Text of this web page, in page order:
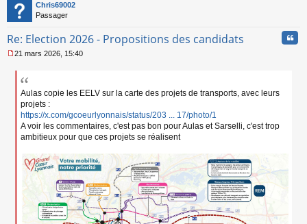
Chris69002
Passager
Re: Election 2026 - Propositions des candidats
e
21 mars 2026, 15:40
Aulas copie les EELV sur la carte des projets de transports, avec leurs
projets :
https://x.com/gcoeurlyonnais/status/203 ... 17/photo/1
A voir les commentaires, c'est pas bon pour Aulas et Sarselli, c'est trop
ambitieux pour que ces projets se réalisent